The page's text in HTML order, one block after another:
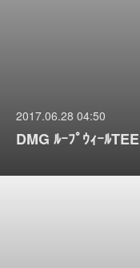
2017.06.28 04:50
DMG ﾙｰﾌﾟｳｨｰﾙTEE